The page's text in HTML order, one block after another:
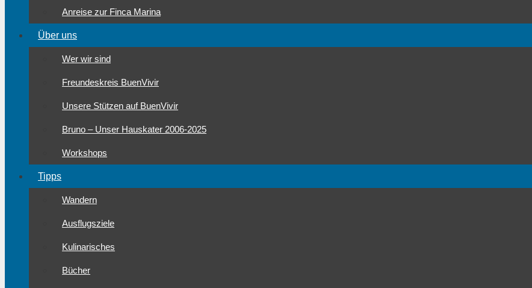
Anreise zur Finca Marina
Über uns
Wer wir sind
Freundeskreis BuenVivir
Unsere Stützen auf BuenVivir
Bruno – Unser Hauskater 2006-2025
Workshops
Tipps
Wandern
Ausflugsziele
Kulinarisches
Bücher